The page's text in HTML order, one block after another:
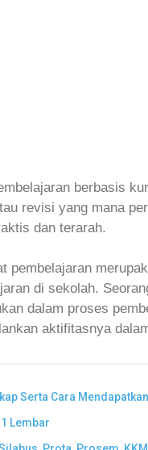
berbasis
revisi yang mana
dan terarah.
pembelajaran
di sekolah.
dalam proses
aktifitasnya
Serta Cara
Lembar